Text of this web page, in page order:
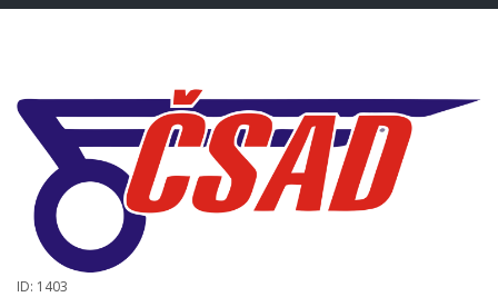
ID: 1403